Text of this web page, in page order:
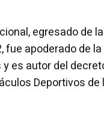
egresado de la
fue apoderado de la
es autor del
Deportivos de